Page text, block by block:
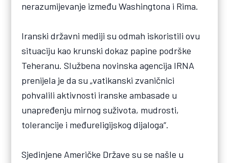
nerazumijevanje između Washingtona i Rima.
Iranski državni mediji su odmah iskoristili ovu
situaciju kao krunski dokaz papine podrške
Teheranu. Službena novinska agencija IRNA
prenijela je da su „vatikanski zvaničnici
pohvalili aktivnosti iranske ambasade u
unapređenju mirnog suživota, mudrosti,
tolerancije i međureligijskog dijaloga“.
Sjedinjene Američke Države su se našle u